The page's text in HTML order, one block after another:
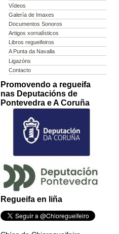
Vídeos
Galería de Imaxes
Documentos Sonoros
Artigos xornalísticos
Libros regueifeiros
A Punta da Navalla
Ligazóns
Contacto
Promovendo a regueifa
nas Deputacións de
Pontevedra e A Coruña
Regueifa en liña